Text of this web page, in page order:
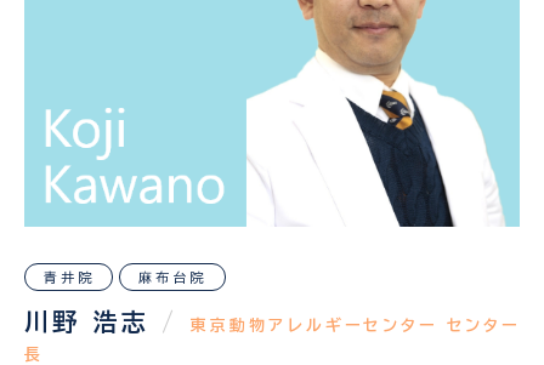
青井院 麻布台院
川野 浩志 /
東京動物アレルギーセンター センター
長